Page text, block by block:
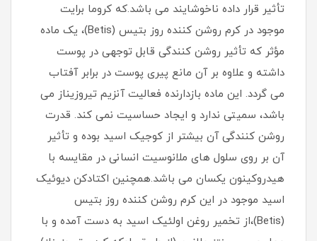
تأثیر قرار داده ناخوشایند می باشد.که کروما برایت
موجود در کرم روشن کننده روز بتیس (Betis)، یک ماده
مؤثر که تأثیر روشن کنندگی قابل توجهی در پوست
داشته و علاوه بر آن مانع پیری پوست در برابر آفتاب
می گردد. این ماده بازدارنده فعالیت آنزیم تیروزیناز می
باشد، سمیتی ندارد و ایجاد حساسیت نمی کند. قدرت
روشن کنندگی آن بیشتر از کوجیک اسید بوده و تأثیر
آن بر روی سلول های ملانوسیت انسانی در مقایسه با
هیدروکینون یکسان می باشد.همچنین اکتادکن دیوئیک
اسید موجود در این کرم روشن کننده روز بتیس
(Betis)،از تخمیر روغن اولئیک اسید به دست آمده و با